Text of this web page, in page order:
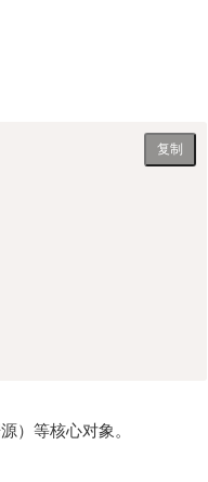
复制
）等核心对象。